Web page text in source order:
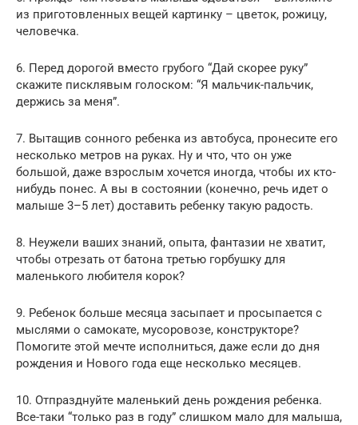
из приготовленных вещей картинку – цветок, рожицу,
человечка.
6. Перед дорогой вместо грубого “Дай скорее руку”
скажите писклявым голоском: “Я мальчик-пальчик,
держись за меня”.
7. Вытащив сонного ребенка из автобуса, пронесите его
несколько метров на руках. Ну и что, что он уже
большой, даже взрослым хочется иногда, чтобы их кто-
нибудь понес. А вы в состоянии (конечно, речь идет о
малыше 3–5 лет) доставить ребенку такую радость.
8. Неужели ваших знаний, опыта, фантазии не хватит,
чтобы отрезать от батона третью горбушку для
маленького любителя корок?
9. Ребенок больше месяца засыпает и просыпается с
мыслями о самокате, мусоровозе, конструкторе?
Помогите этой мечте исполниться, даже если до дня
рождения и Нового года еще несколько месяцев.
10. Отпразднуйте маленький день рождения ребенка.
Все-таки “только раз в году” слишком мало для малыша,